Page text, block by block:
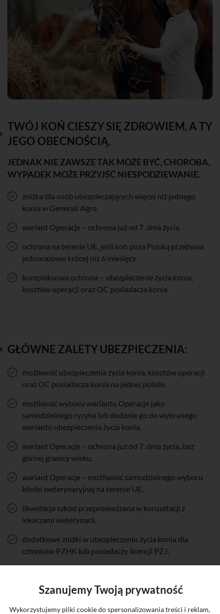
TWÓJ KOŃ CIESZY SIĘ ZDROWIEM, A TY
JEGO OBECNOŚCIĄ.
JEDNAK NIE ZAWSZE TAK MOŻE BYĆ, CHOROBA,
WYPADEK MOŻE PRZYJŚĆ NIESPODZIEWANIE.
zniżka dla osób ubezpieczających więcej niż jednego
konia w Generali Agro
wariant Operacje – ochrona już od 7. dnia życia
ochrona na terenie UE, jeśli koń poza Polską przebywa
jednorazowo krócej niż 6 miesięcy
kompleksowa ochrona – ubezpieczenie życia konia,
kosztów operacji oraz OC posiadacza konia
GŁÓWNE ZALETY UBEZPIECZENIA:
możliwość ubezpieczenia życia konia, kosztów operacji
oraz OC posiadacza konia na jednej polisie,
możliwość wyboru wariantu Operacje jako
samodzielnego ryzyka lub dodanie go do wybranego
wariantu ubezpieczenia życia konia,
wariant Operacje – ochrona już od 7. dnia życia, bez
górnej granicy wieku,
wariant Operacje – możliwość samodzielnego wyboru
kliniki weterynaryjnej na terenie UE,
likwidacja szkód przeprowadzana w konsultacji z
lekarzami weterynarii,
dodatkowe zniżki w ubezpieczeniu życia konia dla
członków PZHK lub posiadaczy licencji PZJ,
ZAKRES UBEZPIECZENIA:
Szanujemy Twoją prywatność
Wykorzystujemy pliki cookie do spersonalizowania treści i reklam,